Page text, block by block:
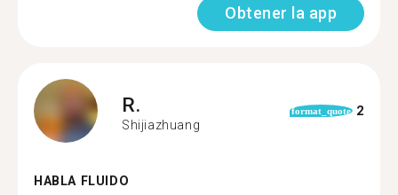
Obtener la app
R.
Shijiazhuang
format_quote 2
HABLA FLUIDO